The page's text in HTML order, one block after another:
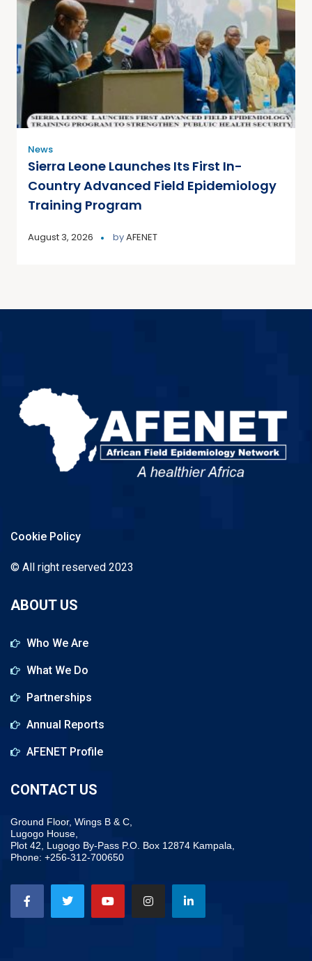
News
Sierra Leone Launches Its First In-
Country Advanced Field Epidemiology
Training Program
August 3, 2026 byAFENET
Cookie Policy
© All right reserved 2023
ABOUT US
Who We Are
What We Do
Partnerships
Annual Reports
AFENET Profile
CONTACT US
Ground Floor, Wings B & C,
Lugogo House,
Plot 42, Lugogo By-Pass P.O. Box 12874 Kampala,
Phone: +256-312-700650